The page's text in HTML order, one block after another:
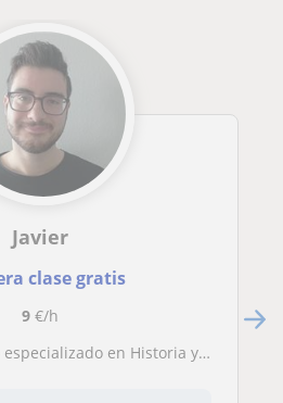
Javier
clase gratis
9€/h
en Historia y Ciencias Sociales